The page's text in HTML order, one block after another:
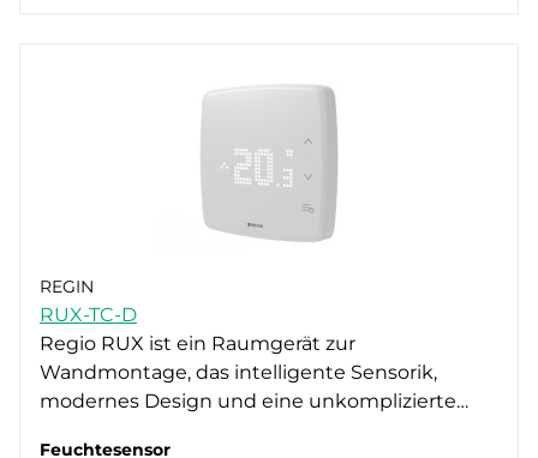
REGIN
RUX-TC-D
Regio RUX ist ein Raumgerät zur
Wandmontage, das intelligente Sensorik,
modernes Design und eine unkomplizierte…
Feuchtesensor